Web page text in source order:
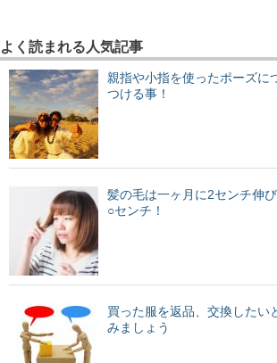
よく読まれる人気記事
親指や小指を使ったポーズに
つける事！
髪の毛は一ヶ月に2センチ伸
○センチ！
買った服を返品、交換したい
みましょう